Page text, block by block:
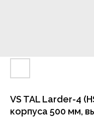
VS TAL Larder-4
корпуса 500 мм,